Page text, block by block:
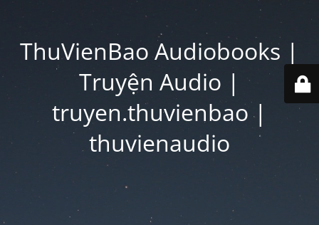
ThuVienBao Audiobooks |
Truyện Audio |
truyen.thuvienbao |
thuvienaudio